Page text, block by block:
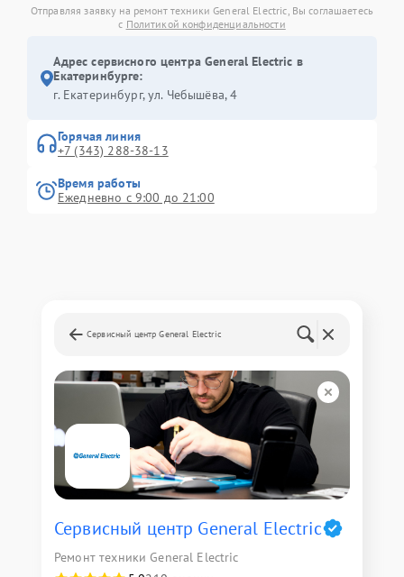
Отправляя заявку на ремонт техники General Electric, Вы соглашаетесь
с Политикой конфиденциальности
Адрес сервисного центра General Electric в
Екатеринбурге:
г. Екатеринбург, ул. Чебышёва, 4
Горячая линия
+7 (343) 288-38-13
Время работы
Ежедневно с 9:00 до 21:00
Сервисный центр General Electric
Сервисный центр General Electric
Ремонт техники General Electric